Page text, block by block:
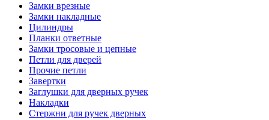
Замки врезные
Замки накладные
Цилиндры
Планки ответные
Замки тросовые и цепные
Петли для дверей
Прочие петли
Завертки
Заглушки для дверных ручек
Накладки
Стержни для ручек дверных